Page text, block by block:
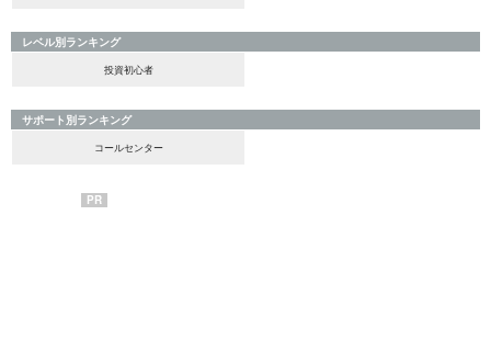
レベル別ランキング
投資初心者
サポート別ランキング
コールセンター
PR